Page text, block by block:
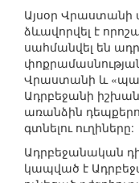
Այսօր Վրաստանի
ձևավորվել է
սահմանվել են
Վրաստանի և
Ադրբեջանի
առանձին
գտնելու ուղիները:
Ադրբեջանական
կապված է